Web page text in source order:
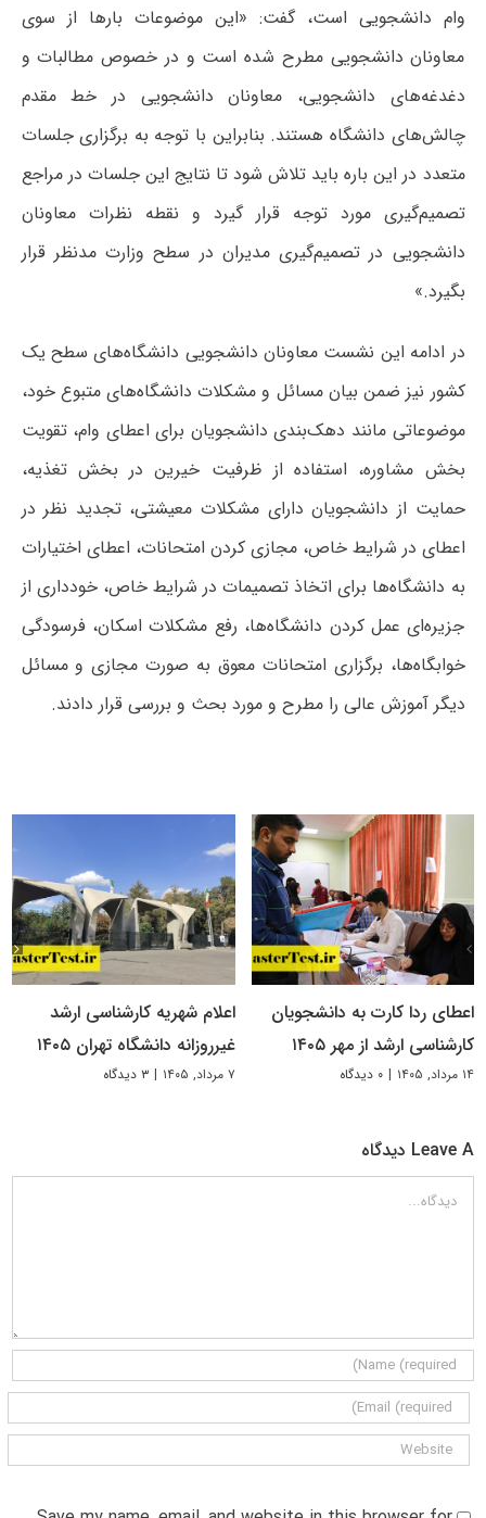
وام دانشجویی است، گفت: «این موضوعات بارها از سوی
معاونان دانشجویی مطرح شده است و در خصوص مطالبات و
دغدغه‌های دانشجویی، معاونان دانشجویی در خط مقدم
چالش‌های دانشگاه هستند. بنابراین با توجه به برگزاری جلسات
متعدد در این باره باید تلاش شود تا نتایج این جلسات در مراجع
تصمیم‌گیری مورد توجه قرار گیرد و نقطه نظرات معاونان
دانشجویی در تصمیم‌گیری مدیران در سطح وزارت مدنظر قرار
بگیرد.»
در ادامه این نشست معاونان دانشجویی دانشگاه‌های سطح یک
کشور نیز ضمن بیان مسائل و مشکلات دانشگاه‌های متبوع خود،
موضوعاتی مانند دهک‌بندی دانشجویان برای اعطای وام، تقویت
بخش مشاوره، استفاده از ظرفیت خیرین در بخش تغذیه،
حمایت از دانشجویان دارای مشکلات معیشتی، تجدید نظر در
اعطای در شرایط خاص، مجازی کردن امتحانات، اعطای اختیارات
به دانشگاه‌ها برای اتخاذ تصمیمات در شرایط خاص، خودداری از
جزیره‌ای عمل کردن دانشگاه‌ها، رفع مشکلات اسکان، فرسودگی
خوابگاه‌ها، برگزاری امتحانات معوق به صورت مجازی و مسائل
دیگر آموزش عالی را مطرح و مورد بحث و بررسی قرار دادند.
اعطای ردا کارت به دانشجویان
کارشناسی ارشد از مهر ۱۴۰۵
۱۴ مرداد, ۱۴۰۵ | ۰ دیدگاه
اعلام شهریه کارشناسی ارشد
غیرروزانه دانشگاه تهران ۱۴۰۵
۷ مرداد, ۱۴۰۵ | ۳ دیدگاه
Leave A دیدگاه
دیدگاه